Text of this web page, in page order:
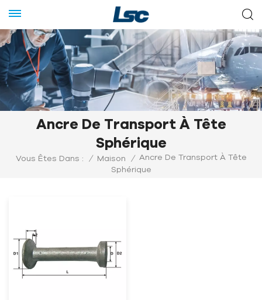
Ancre De Transport À Tête
Sphérique
Vous Êtes Dans : / Maison / Ancre De Transport À Tête
Sphérique